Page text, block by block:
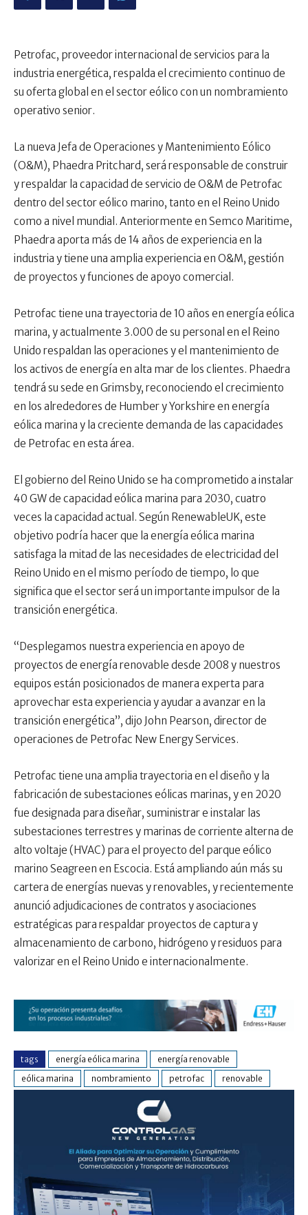
Petrofac, proveedor internacional de servicios para la
industria energética, respalda el crecimiento continuo de
su oferta global en el sector eólico con un nombramiento
operativo senior.
La nueva Jefa de Operaciones y Mantenimiento Eólico
(O&M), Phaedra Pritchard, será responsable de construir
y respaldar la capacidad de servicio de O&M de Petrofac
dentro del sector eólico marino, tanto en el Reino Unido
como a nivel mundial. Anteriormente en Semco Maritime,
Phaedra aporta más de 14 años de experiencia en la
industria y tiene una amplia experiencia en O&M, gestión
de proyectos y funciones de apoyo comercial.
Petrofac tiene una trayectoria de 10 años en energía eólica
marina, y actualmente 3.000 de su personal en el Reino
Unido respaldan las operaciones y el mantenimiento de
los activos de energía en alta mar de los clientes. Phaedra
tendrá su sede en Grimsby, reconociendo el crecimiento
en los alrededores de Humber y Yorkshire en energía
eólica marina y la creciente demanda de las capacidades
de Petrofac en esta área.
El gobierno del Reino Unido se ha comprometido a instalar
40 GW de capacidad eólica marina para 2030, cuatro
veces la capacidad actual. Según RenewableUK, este
objetivo podría hacer que la energía eólica marina
satisfaga la mitad de las necesidades de electricidad del
Reino Unido en el mismo período de tiempo, lo que
significa que el sector será un importante impulsor de la
transición energética.
“Desplegamos nuestra experiencia en apoyo de
proyectos de energía renovable desde 2008 y nuestros
equipos están posicionados de manera experta para
aprovechar esta experiencia y ayudar a avanzar en la
transición energética”, dijo John Pearson, director de
operaciones de Petrofac New Energy Services.
Petrofac tiene una amplia trayectoria en el diseño y la
fabricación de subestaciones eólicas marinas, y en 2020
fue designada para diseñar, suministrar e instalar las
subestaciones terrestres y marinas de corriente alterna de
alto voltaje (HVAC) para el proyecto del parque eólico
marino Seagreen en Escocia. Está ampliando aún más su
cartera de energías nuevas y renovables, y recientemente
anunció adjudicaciones de contratos y asociaciones
estratégicas para respaldar proyectos de captura y
almacenamiento de carbono, hidrógeno y residuos para
valorizar en el Reino Unido e internacionalmente.
tags energía eólica marina
energía renovable
eólica marina
nombramiento petrofac renovable